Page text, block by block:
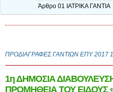
Άρθρο 01 ΙΑΤΡΙΚΑ ΓΑΝΤΙΑ
ΠΡΟΔΙΑΓΡΑΦΕΣ ΓΑΝΤΙΩΝ ΕΠΥ 2017
1η ΔΗΜΟΣΙΑ
ΠΡΟΜΗΘΕΙΑ ΤΟΥ ΕΙΔΟΥΣ